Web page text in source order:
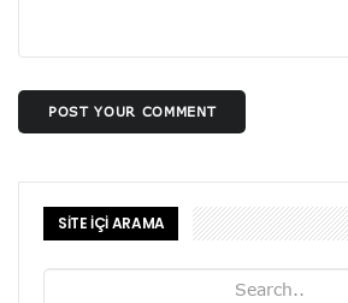
POST YOUR COMMENT
SİTE İÇİ ARAMA